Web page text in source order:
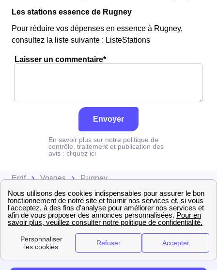
Les stations essence de Rugney
Pour réduire vos dépenses en essence à Rugney,
consultez la liste suivante : ListeStations
Laisser un commentaire*
Envoyer
En savoir plus sur notre politique de
contrôle, traitement et publication des
avis : cliquez ici
Erdf Vosges Rugney